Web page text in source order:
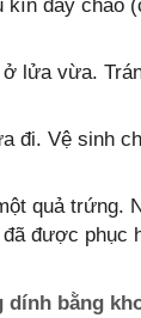
đáy chảo
lửa vừa.
đi. Vệ sinh
quả trứng.
được phục
bằng